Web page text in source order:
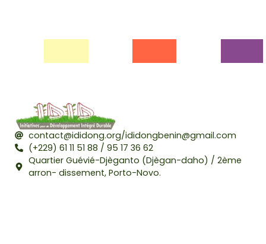
contact@ididong.org/ididongbenin@gmail.com
(+229) 61 11 51 88 / 95 17 36 62
Quartier Guévié-Djèganto (Djègan-daho) / 2ème
arron- dissement, Porto-Novo.